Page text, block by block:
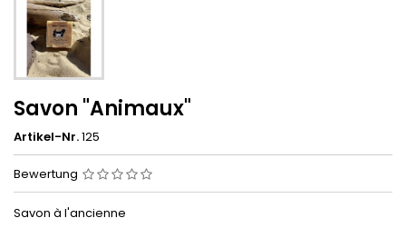
Savon "Animaux"
Artikel-Nr.125
Bewertung
Savon à l'ancienne